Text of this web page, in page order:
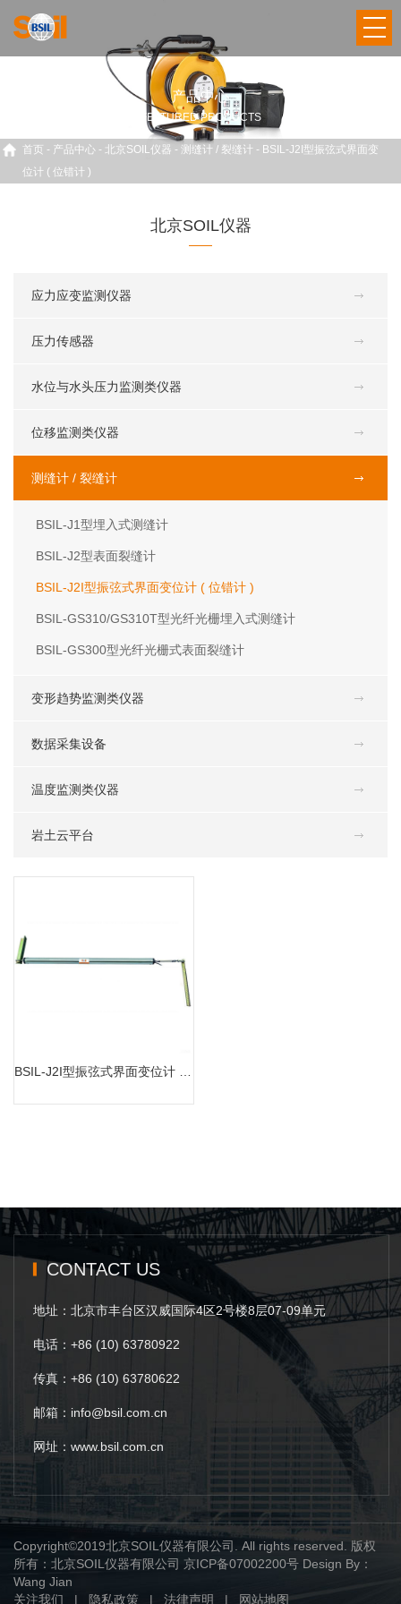
产品中心
FEATURED PRODUCTS
首页 - 产品中心 - 北京SOIL仪器 - 测缝计 / 裂缝计 - BSIL-J2I型振弦式界面变
位计 ( 位错计 )
北京SOIL仪器
应力应变监测仪器
压力传感器
水位与水头压力监测类仪器
位移监测类仪器
测缝计 / 裂缝计
BSIL-J1型埋入式测缝计
BSIL-J2型表面裂缝计
BSIL-J2I型振弦式界面变位计 ( 位错计 )
BSIL-GS310/GS310T型光纤光栅埋入式测缝计
BSIL-GS300型光纤光栅式表面裂缝计
变形趋势监测类仪器
数据采集设备
温度监测类仪器
岩土云平台
BSIL-J2I型振弦式界面变位计 ( 位错计 )
CONTACT US
地址：北京市丰台区汉威国际4区2号楼8层07-09单元
电话：+86 (10) 63780922
传真：+86 (10) 63780622
邮箱：info@bsil.com.cn
网址：www.bsil.com.cn
Copyright©2019北京SOIL仪器有限公司. All rights reserved. 版权
所有：北京SOIL仪器有限公司 京ICP备07002200号 Design By：
Wang Jian
关注我们 | 隐私政策 | 法律声明 | 网站地图